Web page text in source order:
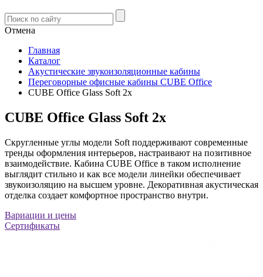
Отмена
Главная
Каталог
Акустические звукоизоляционные кабины
Переговорные офисные кабины CUBE Office
CUBE Office Glass Soft 2х
CUBE Office Glass Soft 2х
Скругленные углы модели Soft поддерживают современные
тренды оформления интерьеров, настраивают на позитивное
взаимодействие. Кабина CUBE Office в таком исполнение
выглядит стильно и как все модели линейки обеспечивает
звукоизоляцию на высшем уровне. Декоративная акустическая
отделка создает комфортное пространство внутри.
Вариации и цены
Сертификаты